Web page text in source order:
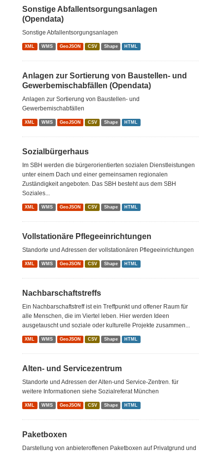
Sonstige Abfallentsorgungsanlagen
(Opendata)
Sonstige Abfallentsorgungsanlagen
XML WMS GeoJSON CSV Shape HTML
Anlagen zur Sortierung von Baustellen- und
Gewerbemischabfällen (Opendata)
Anlagen zur Sortierung von Baustellen- und
Gewerbemischabfällen
XML WMS GeoJSON CSV Shape HTML
Sozialbürgerhaus
Im SBH werden die bürgerorientierten sozialen Dienstleistungen
unter einem Dach und einer gemeinsamen regionalen
Zuständigkeit angeboten. Das SBH besteht aus dem SBH
Soziales...
XML WMS GeoJSON CSV Shape HTML
Vollstationäre Pflegeeinrichtungen
Standorte und Adressen der vollstationären Pflegeeinrichtungen
XML WMS GeoJSON CSV Shape HTML
Nachbarschaftstreffs
Ein Nachbarschaftstreff ist ein Treffpunkt und offener Raum für
alle Menschen, die im Viertel leben. Hier werden Ideen
ausgetauscht und soziale oder kulturelle Projekte zusammen...
XML WMS GeoJSON CSV Shape HTML
Alten- und Servicezentrum
Standorte und Adressen der Alten-und Service-Zentren. für
weitere Informationen siehe Sozialreferat München
XML WMS GeoJSON CSV Shape HTML
Paketboxen
Darstellung von anbieteroffenen Paketboxen auf Privatgrund und